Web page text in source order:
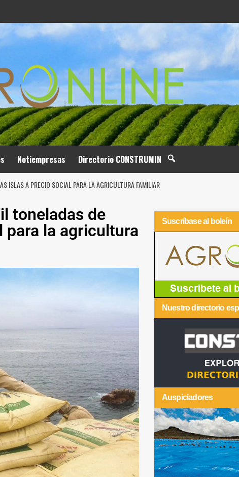
Notiempresas Directorio CONSTRUMIN
ISLAS A PRECIO SOCIAL PARA LA AGRICULTURA FAMILIAR
toneladas de
para la agricultura
Suscríbase al boleín
Nuestro directorio
Auspiciadores